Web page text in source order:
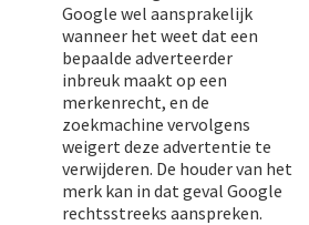
Google wel aansprakelijk
wanneer het weet dat een
bepaalde adverteerder
inbreuk maakt op een
merkenrecht, en de
zoekmachine vervolgens
weigert deze advertentie te
verwijderen. De houder van het
merk kan in dat geval Google
rechtsstreeks aanspreken.